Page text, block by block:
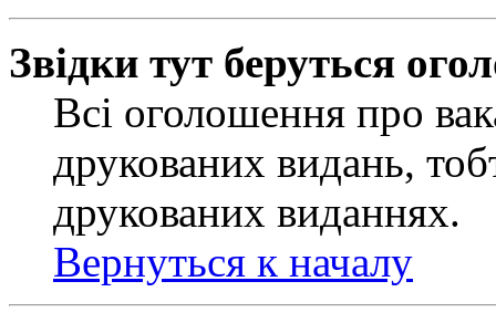
Звідки тут беруться
Всі оголошення про
друкованих видань,
друкованих виданнях.
Вернуться к началу